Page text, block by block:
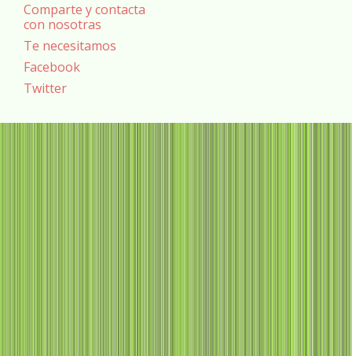
Comparte y contacta
con nosotras
Te necesitamos
Facebook
Twitter